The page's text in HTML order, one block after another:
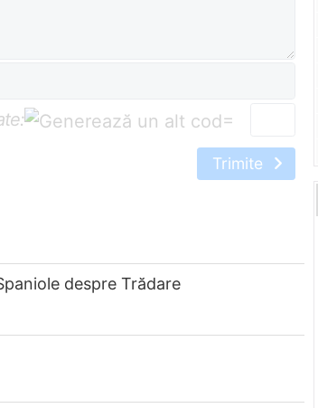
=
Trimite
despre Trădare